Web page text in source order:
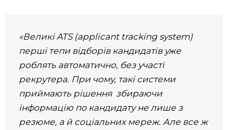
«Великі ATS (applicant tracking system)
перші тепи відборів кандидатів уже
роблять автоматично, без участі
рекрутера. При чому, такі системи
приймають рішення збираючи
інформацію по кандидату не лише з
резюме, а й соціальних мереж. Але все ж